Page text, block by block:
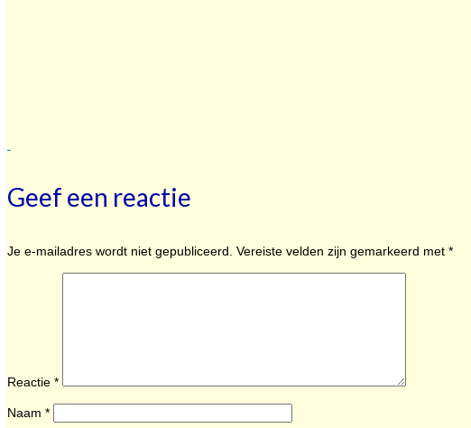
Geef een reactie
Je e-mailadres wordt niet gepubliceerd. Vereiste velden zijn gemarkeerd met *
Reactie *
Naam *